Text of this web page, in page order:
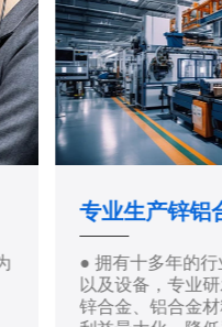
专业生产锌铝
● 拥有十多年的
以及设备，专业
锌合金、铝合金